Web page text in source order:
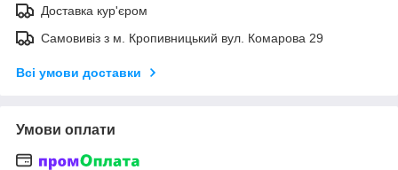
Доставка кур'єром
Самовивіз з м. Кропивницький вул. Комарова 29
Всі умови доставки
Умови оплати